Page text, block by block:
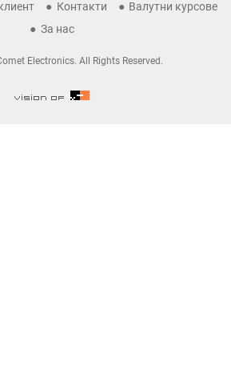
Контакти
Валутни курсове
За нас
Electronics. All Rights Reserved.